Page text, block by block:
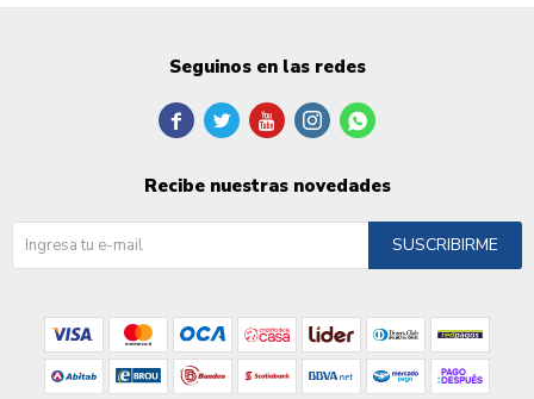
Seguinos en las redes
    
Recibe nuestras novedades
SUSCRIBIRME